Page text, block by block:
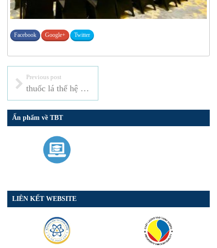
Facebook Google+ Twitter
Previous post
thuốc lá thế hệ mới
Ấn phẩm về TBT
LIÊN KẾT WEBSITE